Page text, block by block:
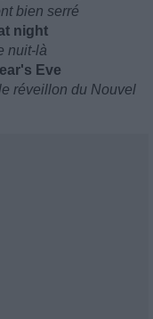
bien serré
night
nuit-là
Eve
réveillon du Nouvel